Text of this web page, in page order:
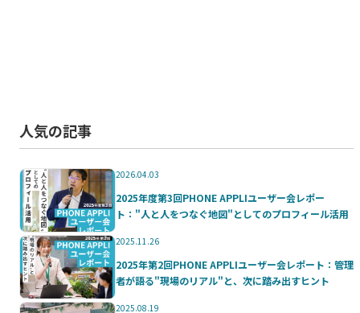
人気の記事
2026.04.03
2025年度第3回PHONE APPLIユーザー会レポー
ト："人と人をつなぐ地図"としてのプロフィール活用
2025.11.26
2025年第2回PHONE APPLIユーザー会レポート：管理
者が語る"現場のリアル"と、次に踏み出すヒント
2025.08.19